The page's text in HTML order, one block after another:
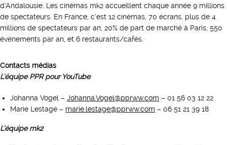
d’Andalousie. Les cinémas mk2 accueillent chaque année 9 millions
de spectateurs. En France, c’est 12 cinémas, 70 écrans, plus de 4
millions de spectateurs par an, 20% de part de marché à Paris, 550
événements par an, et 6 restaurants/cafés.
Contacts médias
L’équipe PPR pour YouTube
Johanna Vogel – Johanna.Vogel@pprww.com – 01 56 03 12 22
Marie Lestage – marie.lestage@pprww.com – 06 51 21 39 18
L’équipe mk2